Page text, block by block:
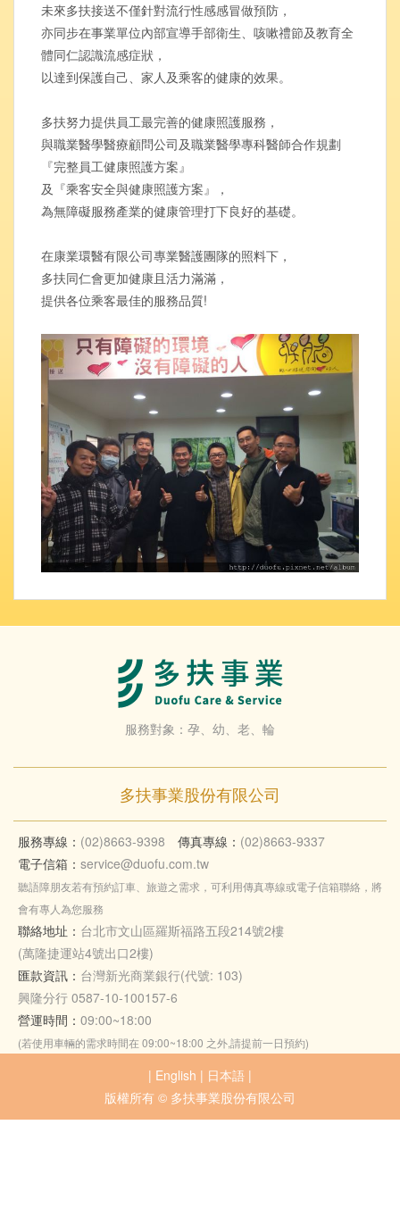
未來多扶接送不僅針對流行性感感冒做預防，
亦同步在事業單位內部宣導手部衛生、咳嗽禮節及教育全
體同仁認識流感症狀，
以達到保護自己、家人及乘客的健康的效果。
多扶努力提供員工最完善的健康照護服務，
與職業醫學醫療顧問公司及職業醫學專科醫師合作規劃
『完整員工健康照護方案』
及『乘客安全與健康照護方案』，
為無障礙服務產業的健康管理打下良好的基礎。
在康業環醫有限公司專業醫護團隊的照料下，
多扶同仁會更加健康且活力滿滿，
提供各位乘客最佳的服務品質!
服務對象：孕、幼、老、輪
多扶事業股份有限公司
服務專線： (02)8663-9398 傳真專線： (02)8663-9337
電子信箱： service@duofu.com.tw
聽語障朋友若有預約訂車、旅遊之需求，可利用傳真專線或電子信箱聯絡，將
會有專人為您服務
聯絡地址： 台北市文山區羅斯福路五段214號2樓
(萬隆捷運站4號出口2樓)
匯款資訊： 台灣新光商業銀行(代號: 103)
興隆分行 0587-10-100157-6
營運時間： 09:00~18:00
(若使用車輛的需求時間在 09:00~18:00 之外,請提前一日預約)
| English | 日本語 |
版權所有 © 多扶事業股份有限公司